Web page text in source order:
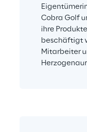
Cobra Golf
ihre
beschäftigt
Mitarbeiter